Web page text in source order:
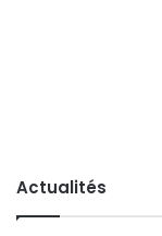
Actualités